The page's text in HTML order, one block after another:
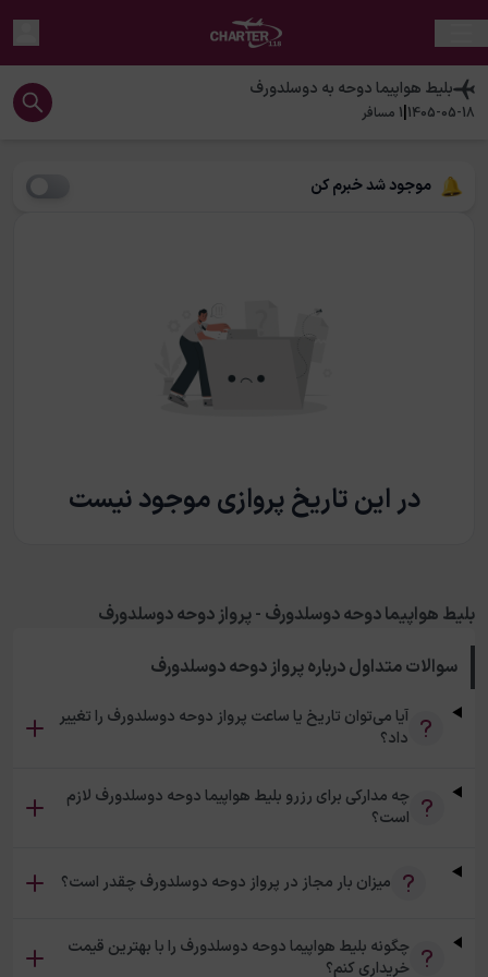
بلیط هواپیمادوحه به دوسلدورف
1405-05-18
|
1 مسافر
موجود شد خبرم کن
در این تاریخ پروازی موجود نیست
بلیط هواپیما دوحه دوسلدورف - پرواز دوحه دوسلدورف
سوالات متداول دربارهپرواز دوحه دوسلدورف
آیا می‌توان تاریخ یا ساعت پرواز دوحه دوسلدورف را تغییر
داد؟
چه مدارکی برای رزرو بلیط هواپیما دوحه دوسلدورف لازم
است؟
میزان بار مجاز در پرواز دوحه دوسلدورف چقدر است؟
چگونه بلیط هواپیما دوحه دوسلدورف را با بهترین قیمت
خریداری کنم؟